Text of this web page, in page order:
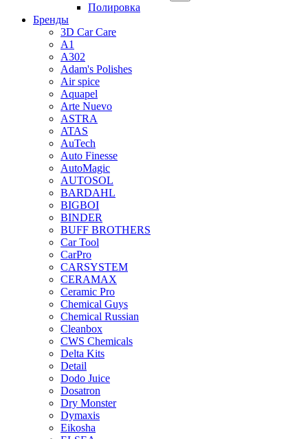
Полировка
Бренды
3D Car Care
A1
A302
Adam's Polishes
Air spice
Aquapel
Arte Nuevo
ASTRA
ATAS
AuTech
Auto Finesse
AutoMagic
AUTOSOL
BARDAHL
BIGBOI
BINDER
BUFF BROTHERS
Car Tool
CarPro
CARSYSTEM
CERAMAX
Ceramic Pro
Chemical Guys
Chemical Russian
Cleanbox
CWS Chemicals
Delta Kits
Detail
Dodo Juice
Dosatron
Dry Monster
Dymaxis
Eikosha